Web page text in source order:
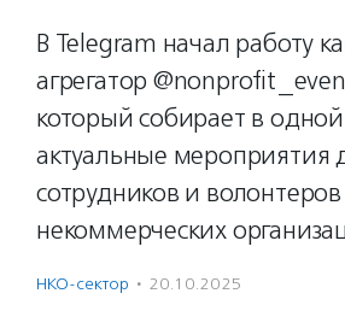
В Telegram начал работу
агрегатор
который собирает в
актуальные мероприятия
сотрудников и волонтеров
некоммерческих
НКО-сектор · 20.10.2025